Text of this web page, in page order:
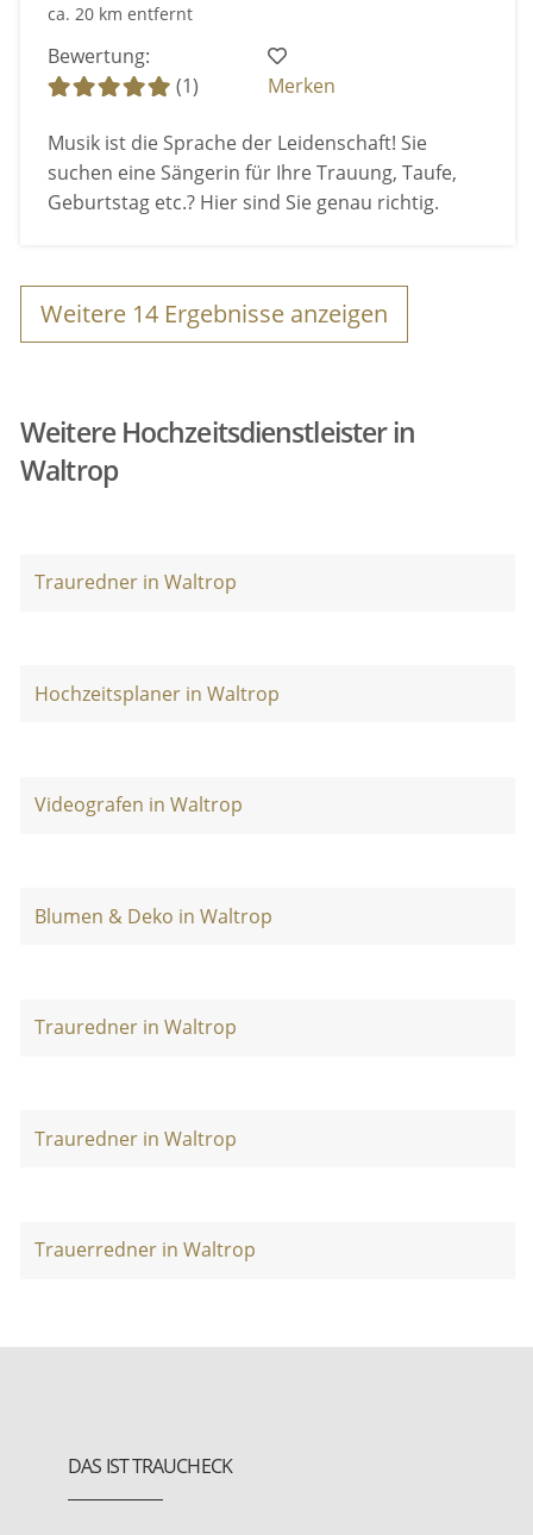
ca. 20 km entfernt
Bewertung:
(1)
Merken
Musik ist die Sprache der Leidenschaft! Sie
suchen eine Sängerin für Ihre Trauung, Taufe,
Geburtstag etc.? Hier sind Sie genau richtig.
Weitere 14 Ergebnisse anzeigen
Weitere Hochzeitsdienstleister in
Waltrop
Trauredner in Waltrop
Hochzeitsplaner in Waltrop
Videografen in Waltrop
Blumen & Deko in Waltrop
Trauredner in Waltrop
Trauredner in Waltrop
Trauerredner in Waltrop
DAS IST TRAUCHECK